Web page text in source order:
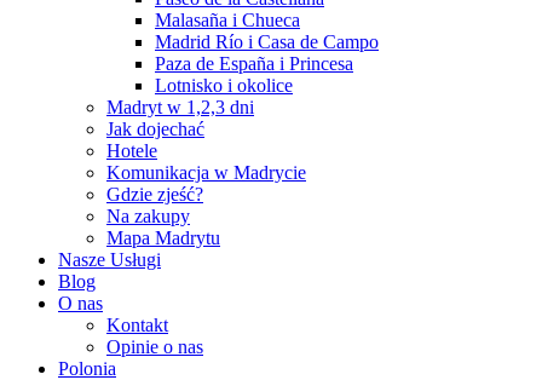
Malasaña i Chueca
Madrid Río i Casa de Campo
Paza de España i Princesa
Lotnisko i okolice
Madryt w 1,2,3 dni
Jak dojechać
Hotele
Komunikacja w Madrycie
Gdzie zjeść?
Na zakupy
Mapa Madrytu
Nasze Usługi
Blog
O nas
Kontakt
Opinie o nas
Polonia